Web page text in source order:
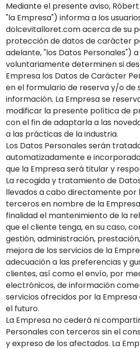
Mediante el presente aviso,
"la Empresa") informa a los
dolcevitalloret.com acerca de su
protección de datos de carácter
adelante, "los Datos Personales")
voluntariamente determinen si
Empresa los Datos de Carácter
en el formulario de reserva y/o de
información. La Empresa se
modificar la presente política de
con el fin de adaptarla a las
a las prácticas de la industria.
Los Datos Personales serán
automatizadamente e
que la Empresa será titular y
La recogida y tratamiento de
llevados a cabo directamente por
terceros en nombre de la
finalidad el mantenimiento de la
que el cliente tenga, en su caso,
gestión, administración,
mejora de los servicios de la
adecuación a las preferencias y
clientes, así como el envío, por
electrónicos, de información
servicios ofrecidos por la
el futuro.
La Empresa no cederá ni
Personales con terceros sin el
y expreso de los afectados. La